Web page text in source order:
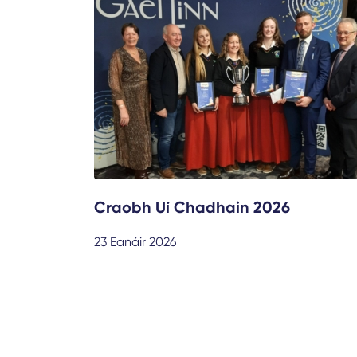
Craobh Uí Chadhain 2026
23 Eanáir 2026